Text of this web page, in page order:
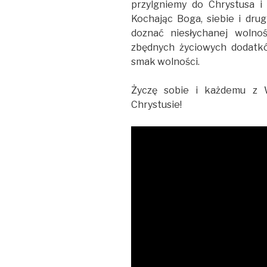
przylgniemy do Chrystusa
Kochając Boga, siebie i
doznać niesłychanej
zbędnych życiowych
smak wolności.
Życzę sobie i każdemu z
Chrystusie!